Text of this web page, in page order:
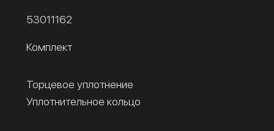
53011162
Комплект
Торцевое уплотнение
Уплотнительное кольцо